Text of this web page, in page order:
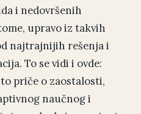
i nedovršenih
upravo iz takvih
najtrajnijih rešenja i
To se vidi i ovde:
priče o zaostalosti,
naučnog i